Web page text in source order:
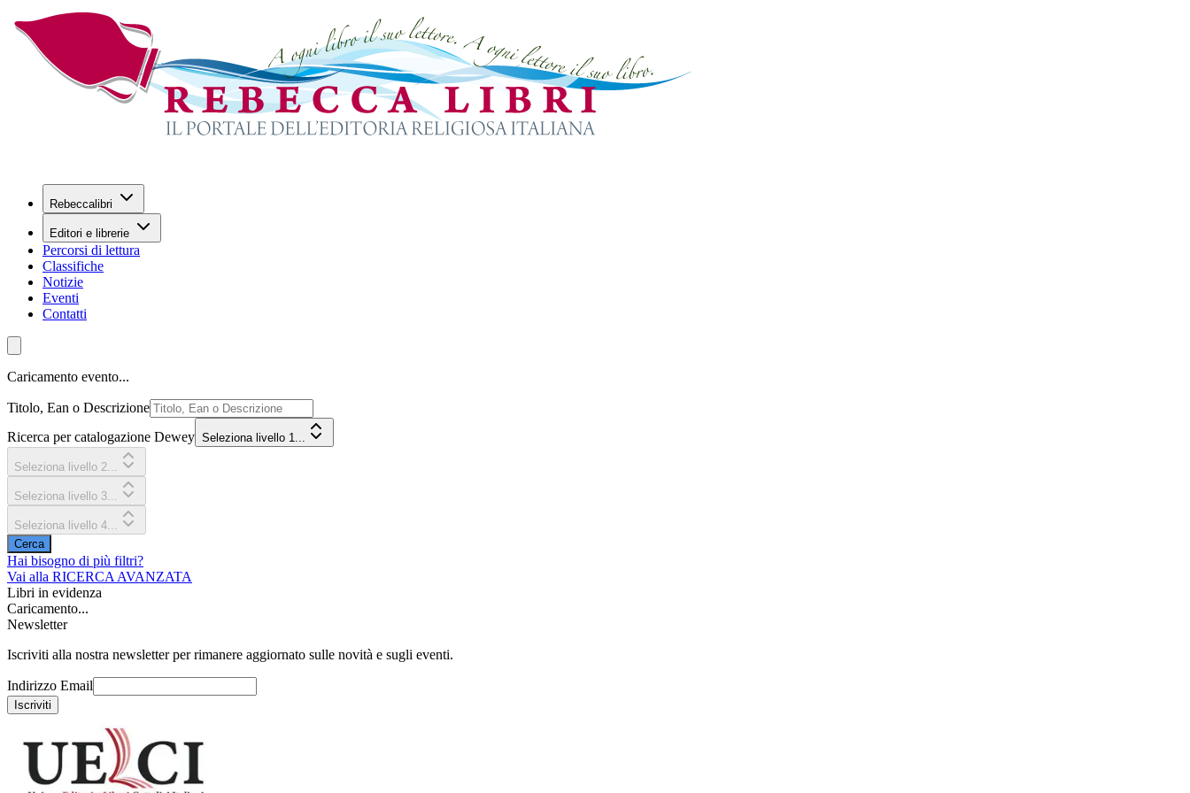
Rebeccalibri
Editori e librerie
Percorsi di lettura
Classifiche
Notizie
Eventi
Contatti
Caricamento evento...
Titolo, Ean o Descrizione
Ricerca per catalogazione Dewey Seleziona livello 1...
Seleziona livello 2...
Seleziona livello 3...
Seleziona livello 4...
Cerca
Hai bisogno di più filtri?
Vai alla RICERCA AVANZATA
Libri in evidenza
Caricamento...
Newsletter
Iscriviti alla nostra newsletter per rimanere aggiornato sulle novità e sugli eventi.
Indirizzo Email
Iscriviti